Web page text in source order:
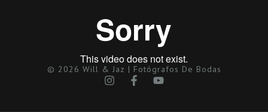
© 2026 Will & Jaz | Fotógrafos De Bodas